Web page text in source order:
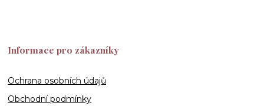
Informace pro zákazníky
Ochrana osobních údajů
Obchodní podmínky